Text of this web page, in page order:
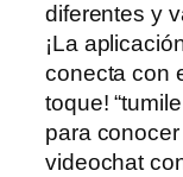
diferentes y
¡La
conecta con
toque!
para
videochat